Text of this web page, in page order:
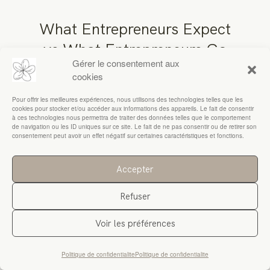
Gérer le consentement aux
cookies
Pour offrir les meilleures expériences, nous utilisons des technologies telles que les
cookies pour stocker et/ou accéder aux informations des appareils. Le fait de consentir
à ces technologies nous permettra de traiter des données telles que le comportement
de navigation ou les ID uniques sur ce site. Le fait de ne pas consentir ou de retirer son
consentement peut avoir un effet négatif sur certaines caractéristiques et fonctions.
Accepter
Refuser
Voir les préférences
Politique de confidentialitePolitique de confidentialite
RESSOURCES
What Entrepreneurs Expect
vs What Entrepreneurs Go
Through